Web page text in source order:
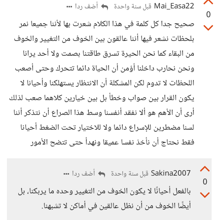
0
Mai_Easa22 قبل سنة واحدة أضف ردا
صحيح جدا كل كلمة في هذا الكلام شعرت بها لأننا جميعا نمر
بلحظات نشعر فيها أننا عالقون بين الخوف من التغيير والخوف
من البقاء كما نحن الحيرة تسرق طاقتنا بصمت ولا أحد يرانا
ونحن نحارب داخلنا أؤمن أن الحياة دائما تتحرك وحتى أصعب
اللحظات لا تدوم لكن المشكلة أن الانتظار يستهلكنا وأحيانا لا
يكون القرار بين صواب وخطأ بل بين خيارين كلاهما صعب لذلك
أرى أن الأهم هو ألا نفقد أنفسنا وسط هذا الصراع أن نتذكر أننا
لسنا مضطرين للإسراع دائما ولا للاختيار تحت الضغط أحيانا
فقط نحتاج أن نأخذ نفسا عميقا ونهدأ حتى تتضح الأمور
0
Sakina2007 قبل سنة واحدة أضف ردا
بالفعل أحيانًا لا يكون الخوف من التغيير وحده ما يربكنا، بل
أيضًا الخوف من أن نظل عالقين في أماكن لا تشبهنا.